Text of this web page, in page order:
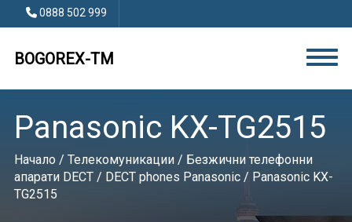
0888 502 999
BOGOREX-TM
Panasonic KX-TG2515
Начало/ Телекомуникации/ Безжични телефонни
апарати DECT/ DECT phones Panasonic/ Panasonic KX-
TG2515